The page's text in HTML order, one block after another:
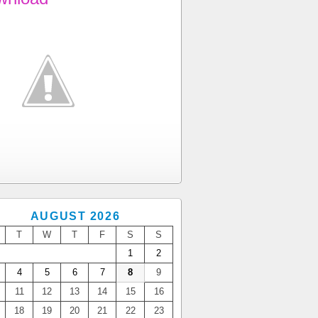
AUGUST 2026
T W T F S
S
1
2
4 5 6 7 8
9
11 12 13 14 15
16
18 19 20 21 22
23